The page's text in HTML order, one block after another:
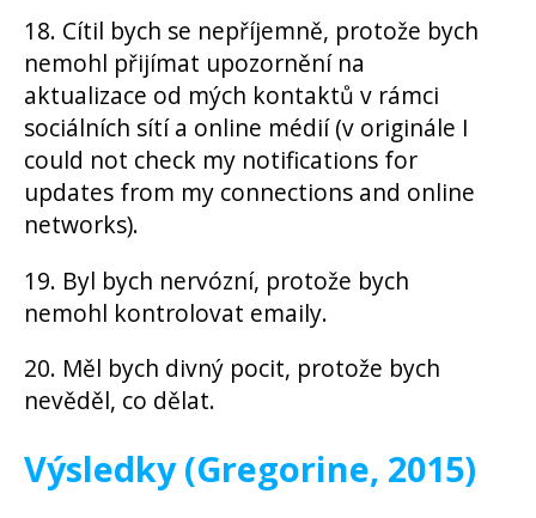
18. Cítil bych se nepříjemně, protože bych
nemohl přijímat upozornění na
aktualizace od mých kontaktů v rámci
sociálních sítí a online médií (v originále I
could not check my notifications for
updates from my connections and online
networks).
19. Byl bych nervózní, protože bych
nemohl kontrolovat emaily.
20. Měl bych divný pocit, protože bych
nevěděl, co dělat.
Výsledky (Gregorine, 2015)